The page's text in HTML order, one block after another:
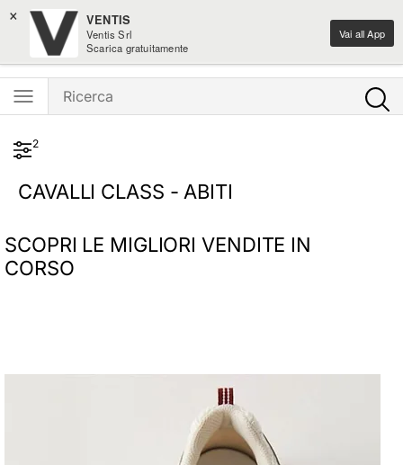
× VENTIS
Ventis Srl
Scarica gratuitamente
Vai all App
Spedizione gratis sui nuovi arrivi moda sopra i 100€
Ventis - L'e-shopping parla italiano
2
CAVALLI CLASS - ABITI
SCOPRI LE MIGLIORI VENDITE IN
CORSO